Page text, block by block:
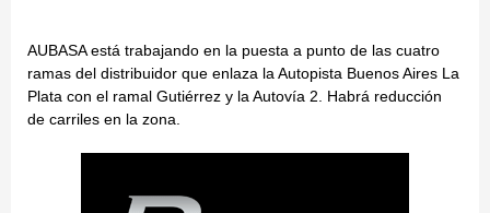
AUBASA está trabajando en la puesta a punto de las cuatro
ramas del distribuidor que enlaza la Autopista Buenos Aires La
Plata con el ramal Gutiérrez y la Autovía 2. Habrá reducción
de carriles en la zona.